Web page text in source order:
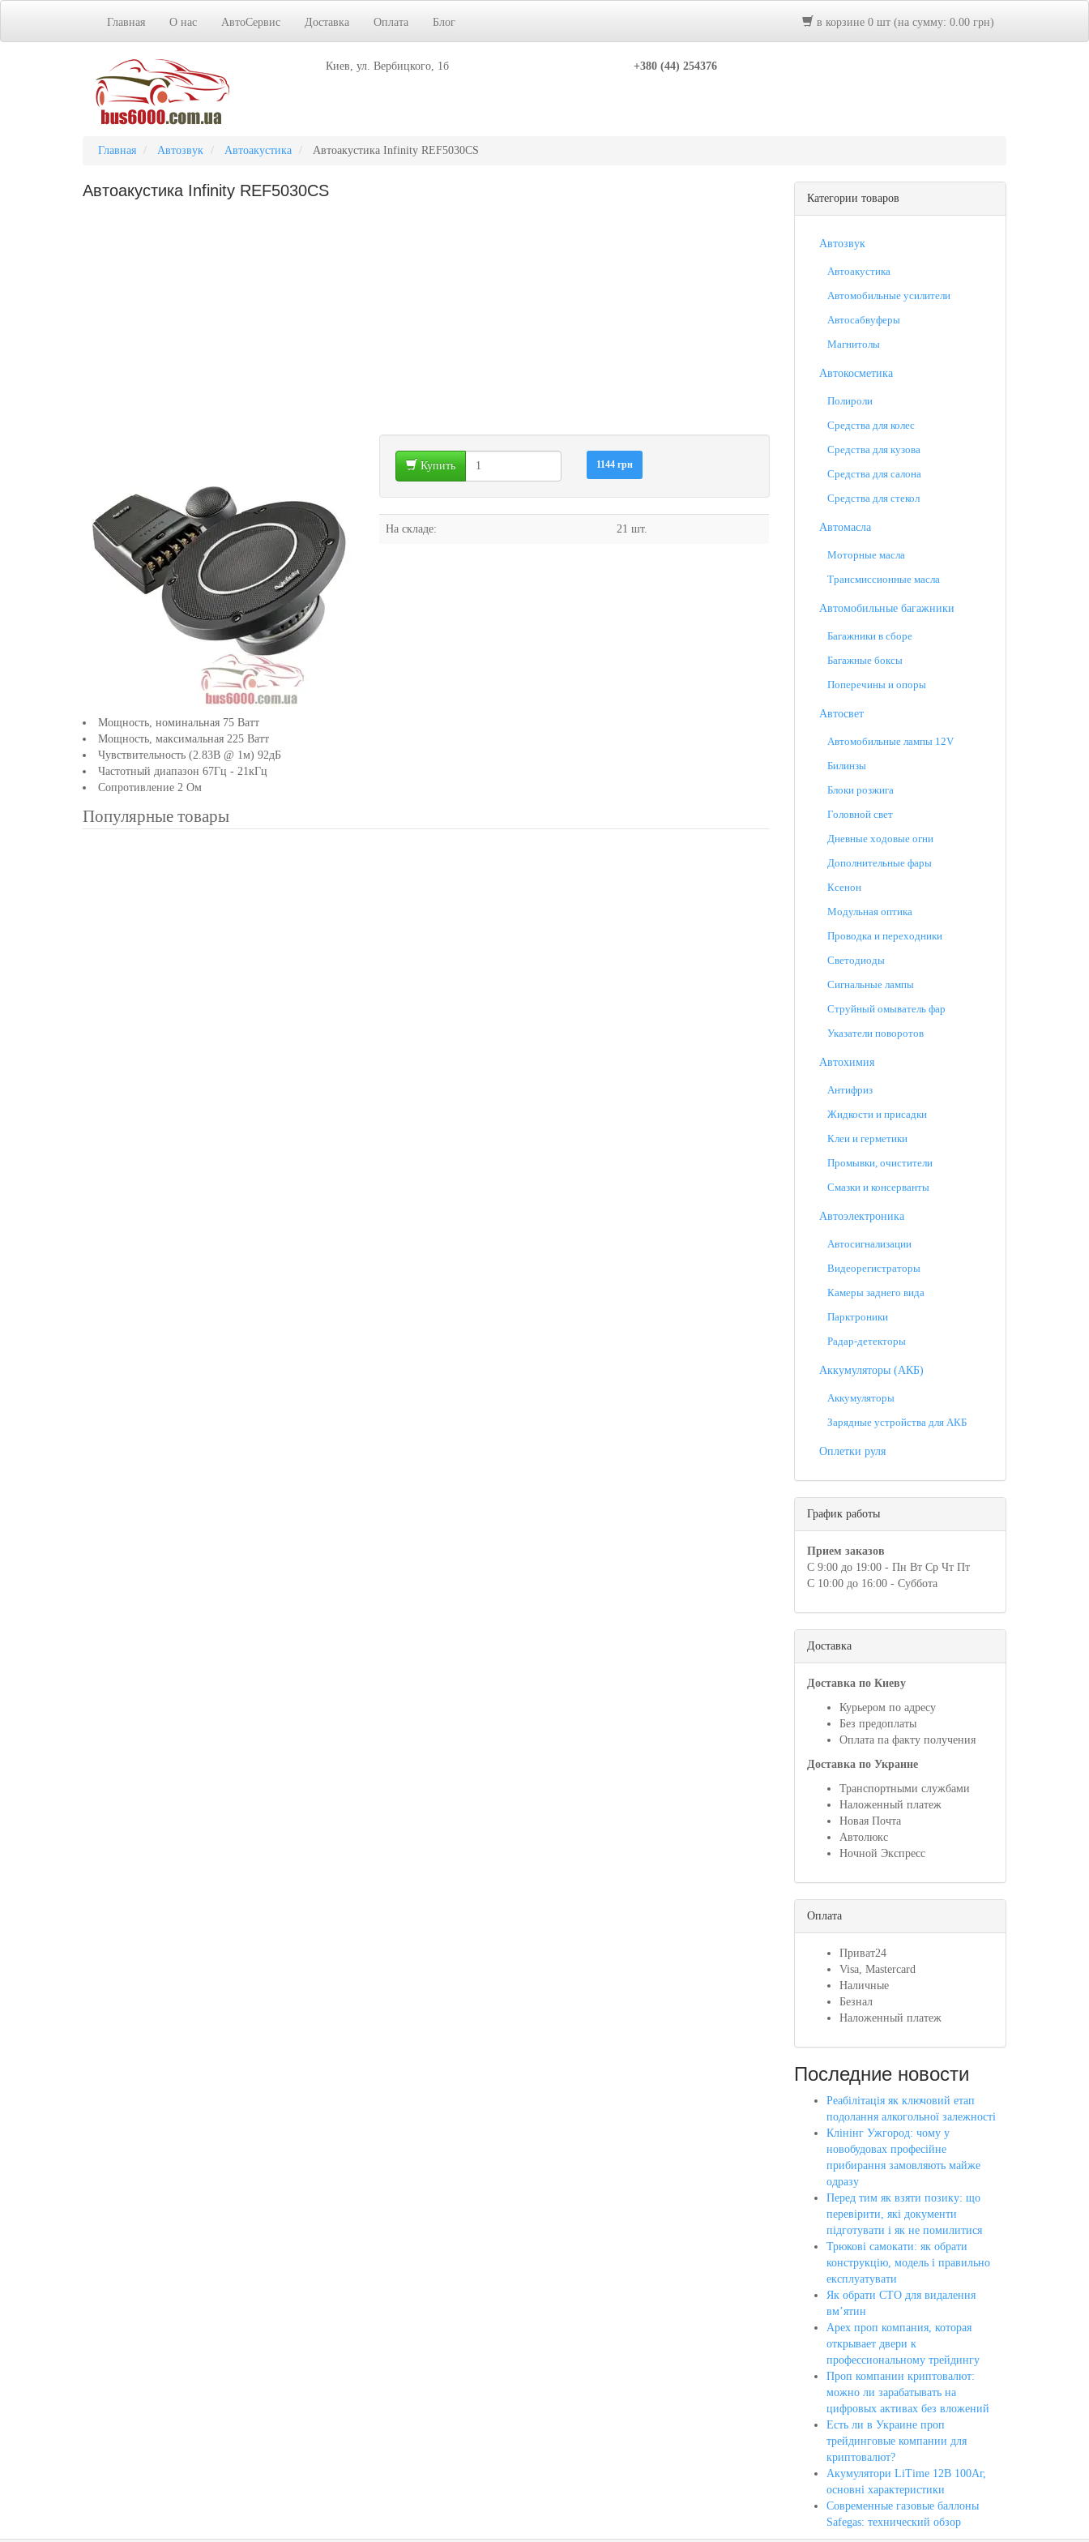
Главная О нас АвтоСервис Доставка Оплата Блог в корзине 0 шт (на сумму: 0.00 грн)
Киев, ул. Вербицкого, 1б +380 (44) 254376
Главная Автозвук Автоакустика Автоакустика Infinity REF5030CS
Автоакустика Infinity REF5030CS
Купить 1144 грн
На складе: 21 шт.
Мощность, номинальная 75 Ватт
Мощность, максимальная 225 Ватт
Чувствительность (2.83В @ 1м) 92дБ
Частотный диапазон 67Гц - 21кГц
Сопротивление 2 Ом
Популярные товары
Категории товаров
Автозвук
Автоакустика
Автомобильные усилители
Автосабвуферы
Магнитолы
Автокосметика
Полироли
Средства для колес
Средства для кузова
Средства для салона
Средства для стекол
Автомасла
Моторные масла
Трансмиссионные масла
Автомобильные багажники
Багажники в сборе
Багажные боксы
Поперечины и опоры
Автосвет
Автомобильные лампы 12V
Билинзы
Блоки розжига
Головной свет
Дневные ходовые огни
Дополнительные фары
Ксенон
Модульная оптика
Проводка и переходники
Светодиоды
Сигнальные лампы
Струйный омыватель фар
Указатели поворотов
Автохимия
Антифриз
Жидкости и присадки
Клеи и герметики
Промывки, очистители
Смазки и консерванты
Автоэлектроника
Автосигнализации
Видеорегистраторы
Камеры заднего вида
Парктроники
Радар-детекторы
Аккумуляторы (АКБ)
Аккумуляторы
Зарядные устройства для АКБ
Оплетки руля
График работы
Прием заказов
С 9:00 до 19:00 - Пн Вт Ср Чт Пт
С 10:00 до 16:00 - Суббота
Доставка
Доставка по Киеву
Курьером по адресу
Без предоплаты
Оплата па факту получения
Доставка по Украине
Транспортными службами
Наложенный платеж
Новая Почта
Автолюкс
Ночной Экспресс
Оплата
Приват24
Visa, Mastercard
Наличные
Безнал
Наложенный платеж
Последние новости
Реабілітація як ключовий етап
подолання алкогольної залежності
Клінінг Ужгород: чому у
новобудовах професійне
прибирання замовляють майже
одразу
Перед тим як взяти позику: що
перевірити, які документи
підготувати і як не помилитися
Трюкові самокати: як обрати
конструкцію, модель і правильно
експлуатувати
Як обрати СТО для видалення
вм’ятин
Apex проп компания, которая
открывает двери к
профессиональному трейдингу
Проп компании криптовалют:
можно ли зарабатывать на
цифровых активах без вложений
Есть ли в Украине проп
трейдинговые компании для
криптовалют?
Акумулятори LiTime 12В 100Аг,
основні характеристики
Современные газовые баллоны
Safegas: технический обзор